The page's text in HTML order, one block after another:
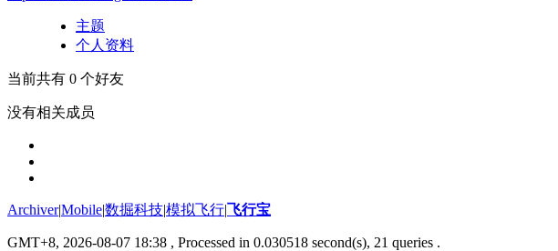
主题
个人资料
当前共有 0 个好友
没有相关成员
Archiver|Mobile|数掘科技|模拟飞行|飞行宝
GMT+8, 2026-08-07 18:38 , Processed in 0.030518 second(s), 21 queries .